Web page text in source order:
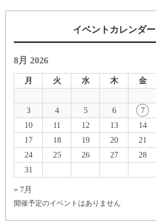
イベントカレンダー
8月 2026
月 火 水 木 金
3
4 5 6 7
10
11 12 13 14
17
18 19 20 21
24
25 26 27 28
31
« 7月
開催予定のイベントはありません